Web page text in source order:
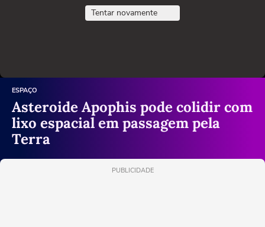
Tentar novamente
ESPAÇO
Asteroide Apophis pode colidir com
lixo espacial em passagem pela
Terra
PUBLICIDADE